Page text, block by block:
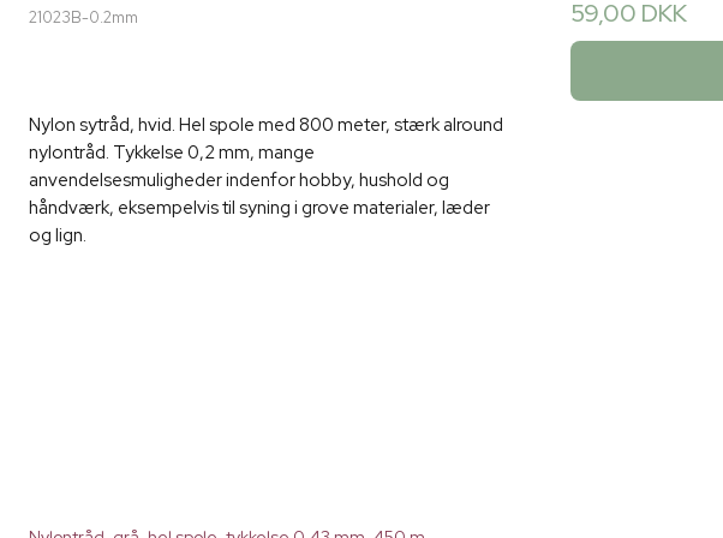
21023B-0.2mm
Nylon sytråd, hvid. Hel spole med 800 meter, stærk alround
nylontråd. Tykkelse 0,2 mm, mange
anvendelsesmuligheder indenfor hobby, hushold og
håndværk, eksempelvis til syning i grove materialer, læder
og lign.
59,00 DKK